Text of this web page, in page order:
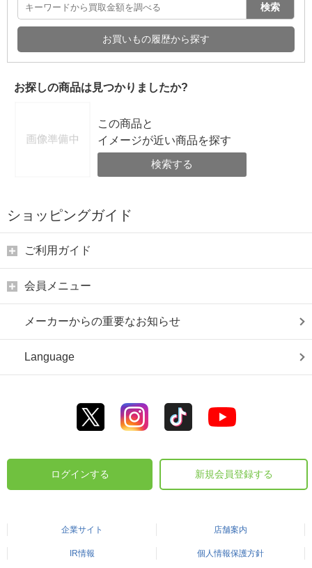
検索
お買いもの履歴から探す
お探しの商品は見つかりましたか?
この商品と
イメージが近い商品を探す
検索する
ショッピングガイド
ご利用ガイド
会員メニュー
メーカーからの重要なお知らせ
Language
ログインする 新規会員登録する
企業サイト 店舗案内
IR情報 個人情報保護方針